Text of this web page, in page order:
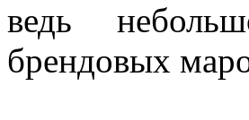
ведь
брендовых